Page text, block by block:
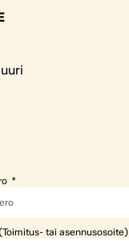
tai asennusosoite)